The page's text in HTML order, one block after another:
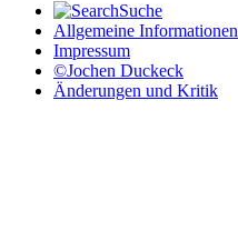
Suche
Allgemeine Informationen
Impressum
©Jochen Duckeck
Änderungen und Kritik